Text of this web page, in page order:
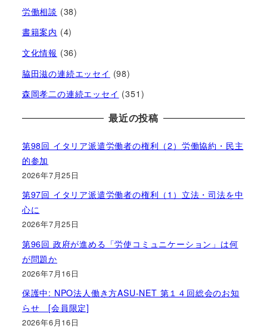
労働相談 (38)
書籍案内 (4)
文化情報 (36)
脇田滋の連続エッセイ (98)
森岡孝二の連続エッセイ (351)
最近の投稿
第98回 イタリア派遣労働者の権利（2）労働協約・民主
的参加
2026年7月25日
第97回 イタリア派遣労働者の権利（1）立法・司法を中
心に
2026年7月25日
第96回 政府が進める「労使コミュニケーション」は何
が問題か
2026年7月16日
保護中: NPO法人働き方ASU-NET 第１４回総会のお知
らせ [会員限定]
2026年6月16日